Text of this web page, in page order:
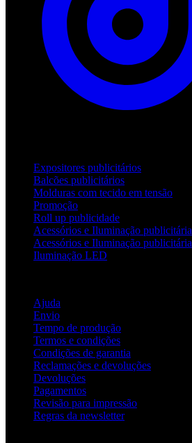
Expositores publicitários
Balcões publicitários
Molduras com tecido em tensão
Promoção
Roll up publicidade
Acessórios e Iluminação publicitária
Acessórios e Iluminação publicitária
Iluminação LED
Ajuda
Envio
Tempo de produção
Termos e condições
Condições de garantia
Reclamações e devoluções
Devoluções
Pagamentos
Revisão para impressão
Regras da newsletter